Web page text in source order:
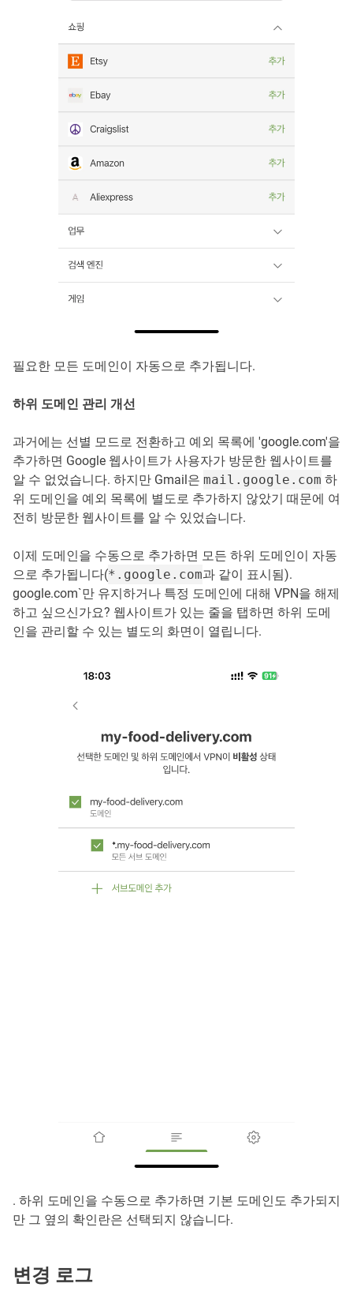
필요한 모든 도메인이 자동으로 추가됩니다.
하위 도메인 관리 개선
과거에는 선별 모드로 전환하고 예외 목록에 'google.com'을
추가하면 Google 웹사이트가 사용자가 방문한 웹사이트를
알 수 없었습니다. 하지만 Gmail은 mail.google.com 하
위 도메인을 예외 목록에 별도로 추가하지 않았기 때문에 여
전히 방문한 웹사이트를 알 수 있었습니다.
이제 도메인을 수동으로 추가하면 모든 하위 도메인이 자동
으로 추가됩니다(*.google.com과 같이 표시됨).
google.com`만 유지하거나 특정 도메인에 대해 VPN을 해제
하고 싶으신가요? 웹사이트가 있는 줄을 탭하면 하위 도메
인을 관리할 수 있는 별도의 화면이 열립니다.
. 하위 도메인을 수동으로 추가하면 기본 도메인도 추가되지
만 그 옆의 확인란은 선택되지 않습니다.
변경 로그